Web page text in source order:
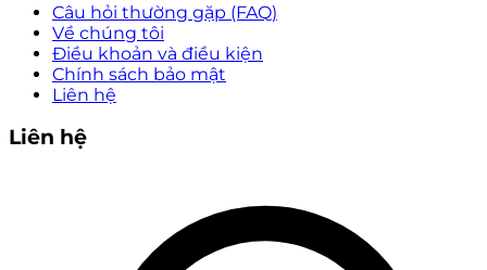
Câu hỏi thường gặp (FAQ)
Về chúng tôi
Điều khoản và điều kiện
Chính sách bảo mật
Liên hệ
Liên hệ